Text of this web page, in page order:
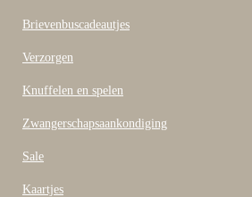
Brievenbuscadeautjes
Verzorgen
Knuffelen en spelen
Zwangerschapsaankondiging
Sale
Kaartjes